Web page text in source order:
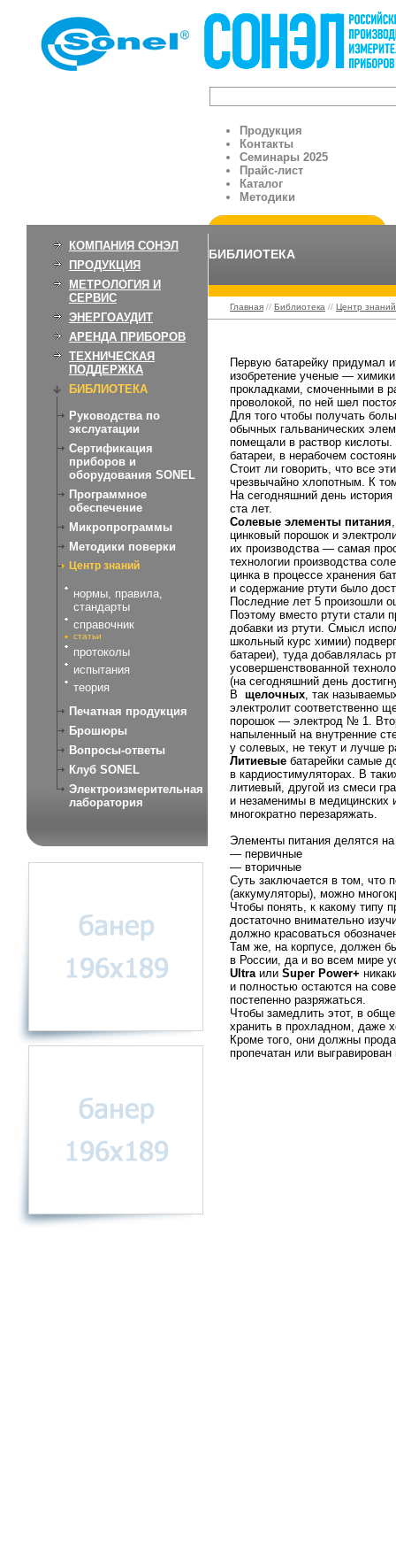
Продукция
Контакты
Семинары 2025
Прайс-лист
Каталог
Методики
КОМПАНИЯ СОНЭЛ
ПРОДУКЦИЯ
МЕТРОЛОГИЯ И
СЕРВИС
ЭНЕРГОАУДИТ
АРЕНДА ПРИБОРОВ
ТЕХНИЧЕСКАЯ
ПОДДЕРЖКА
БИБЛИОТЕКА
Руководства по
экслуатации
Сертификация
приборов и
оборудования SONEL
Программное
обеспечение
Микропрограммы
Методики поверки
Центр знаний
нормы, правила,
стандарты
справочник
статьи
протоколы
испытания
теория
Печатная продукция
Брошюры
Вопросы-ответы
Клуб SONEL
Электроизмерительная
лаборатория
БИБЛИОТЕКА
Главная // Библиотека // Центр знаний
Первую батарейку придумал
изобретение ученые —
прокладками, смоченными в
проволокой, по ней шел
Для того чтобы получать
обычных гальванических
помещали в раствор
батареи, в нерабочем
Стоит ли говорить, что все
чрезвычайно хлопотным. К
На сегодняшний день
ста лет.
Солевые элементы питания
цинковый порошок и
их производства — самая
технологии производства
цинка в процессе хранения
и содержание ртути было
Последние лет 5 произошли
Поэтому вместо ртути стали
добавки из ртути. Смысл
школьный курс химии)
батареи), туда добавлялась
усовершенствованной
(на сегодняшний день
В щелочных, так
электролит соответственно
порошок — электрод № 1.
напыленный на внутренние
у солевых, не текут и лучше
Литиевые батарейки самые
в кардиостимуляторах. В
литиевый, другой из смеси
и незаменимы в медицинских
многократно перезаряжать.
Элементы питания делятся
— первичные
— вторичные
Суть заключается в том, что
(аккумуляторы), можно
Чтобы понять, к какому типу
достаточно внимательно
должно красоваться
Там же, на корпусе, должен
в России, да и во всем мире
Ultraили Super Power+
и полностью остаются на
постепенно разряжаться.
Чтобы замедлить этот, в
хранить в прохладном, даже
Кроме того, они должны
пропечатан или